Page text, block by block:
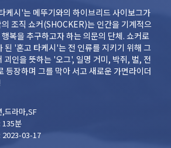
케시'는 메뚜기와의 하이브리드 사이보그가
된 '혼고 타케시'는 전 인류를 지키기 위해 그
등장하며 그를 막아 서고 새로운 가면라이더
,드라마,SF
135분
2023-03-17